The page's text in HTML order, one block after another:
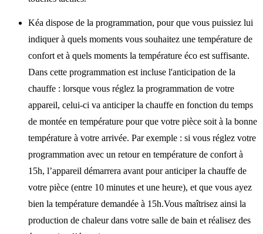
Kéa dispose de la programmation, pour que vous puissiez lui
indiquer à quels moments vous souhaitez une température de
confort et à quels moments la température éco est suffisante.
Dans cette programmation est incluse l'anticipation de la
chauffe : lorsque vous réglez la programmation de votre
appareil, celui-ci va anticiper la chauffe en fonction du temps
de montée en température pour que votre pièce soit à la bonne
température à votre arrivée. Par exemple : si vous réglez votre
programmation avec un retour en température de confort à
15h, l’appareil démarrera avant pour anticiper la chauffe de
votre pièce (entre 10 minutes et une heure), et que vous ayez
bien la température demandée à 15h.Vous maîtrisez ainsi la
production de chaleur dans votre salle de bain et réalisez des